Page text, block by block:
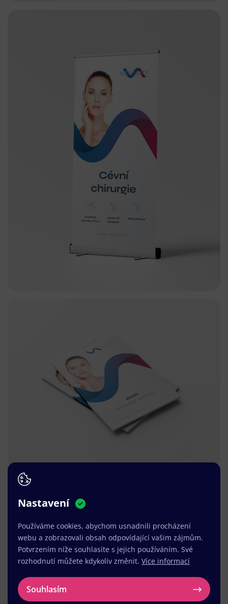
Nastavení
Používáme cookies, abychom usnadnili procházení
webu a zobrazovali obsah odpovídající vašim zájmům.
Potvrzením níže souhlasíte s jejich používáním. Své
rozhodnutí můžete kdykoliv změnit. Více informací
Souhlasím